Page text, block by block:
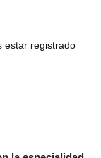
estar registrado